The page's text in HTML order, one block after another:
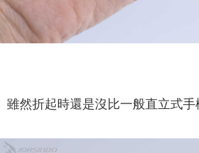
雖然折起時還是沒比一般直立式手